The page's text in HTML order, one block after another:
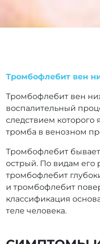
Тромбофлебит вен
Тромбофлебит вен
воспалительный
следствием которого
тромба в венозном
Тромбофлебит
острый. По видам его
тромбофлебит
и тромбофлебит
классификация
теле человека.